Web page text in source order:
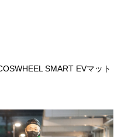
SMART EVマット